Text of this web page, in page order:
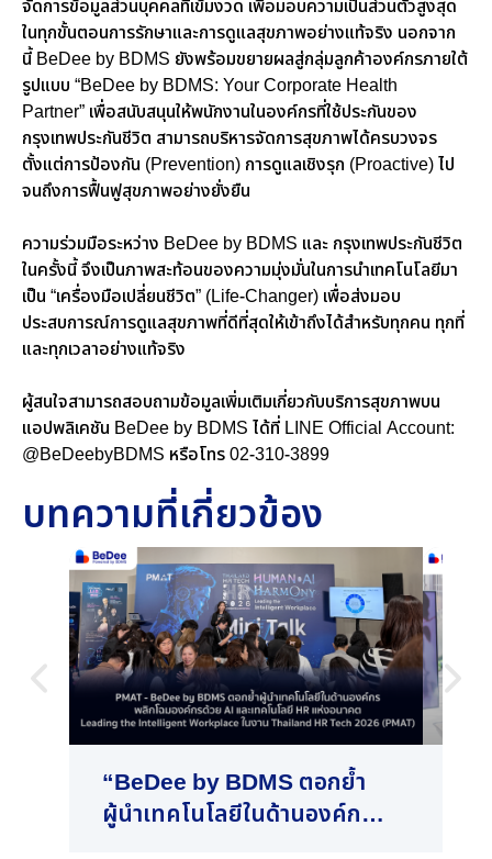
จัดการข้อมูลส่วนบุคคลที่เข้มงวด เพื่อมอบความเป็นส่วนตัวสูงสุด
ในทุกขั้นตอนการรักษาและการดูแลสุขภาพอย่างแท้จริง นอกจาก
นี้ BeDee by BDMS ยังพร้อมขยายผลสู่กลุ่มลูกค้าองค์กรภายใต้
รูปแบบ “BeDee by BDMS: Your Corporate Health
Partner” เพื่อสนับสนุนให้พนักงานในองค์กรที่ใช้ประกันของ
กรุงเทพประกันชีวิต สามารถบริหารจัดการสุขภาพได้ครบวงจร
ตั้งแต่การป้องกัน (Prevention) การดูแลเชิงรุก (Proactive) ไป
จนถึงการฟื้นฟูสุขภาพอย่างยั่งยืน
ความร่วมมือระหว่าง BeDee by BDMS และ กรุงเทพประกันชีวิต
ในครั้งนี้ จึงเป็นภาพสะท้อนของความมุ่งมั่นในการนำเทคโนโลยีมา
เป็น “เครื่องมือเปลี่ยนชีวิต” (Life-Changer) เพื่อส่งมอบ
ประสบการณ์การดูแลสุขภาพที่ดีที่สุดให้เข้าถึงได้สำหรับทุกคน ทุกที่
และทุกเวลาอย่างแท้จริง
ผู้สนใจสามารถสอบถามข้อมูลเพิ่มเติมเกี่ยวกับบริการสุขภาพบน
แอปพลิเคชัน BeDee by BDMS ได้ที่ LINE Official Account:
@BeDeebyBDMS หรือโทร02-310-3899
บทความที่เกี่ยวข้อง
“BeDee by BDMS ตอกย้ำ
ผู้นำเทคโนโลยีในด้านองค์กร